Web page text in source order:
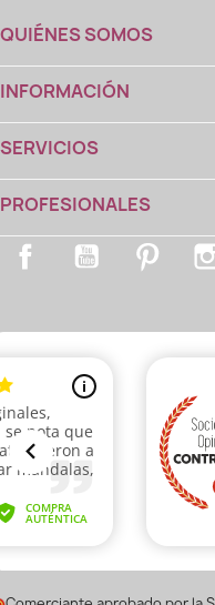
QUIÉNES SOMOS
INFORMACIÓN
SERVICIOS
PROFESIONALES
Facebook YouTube